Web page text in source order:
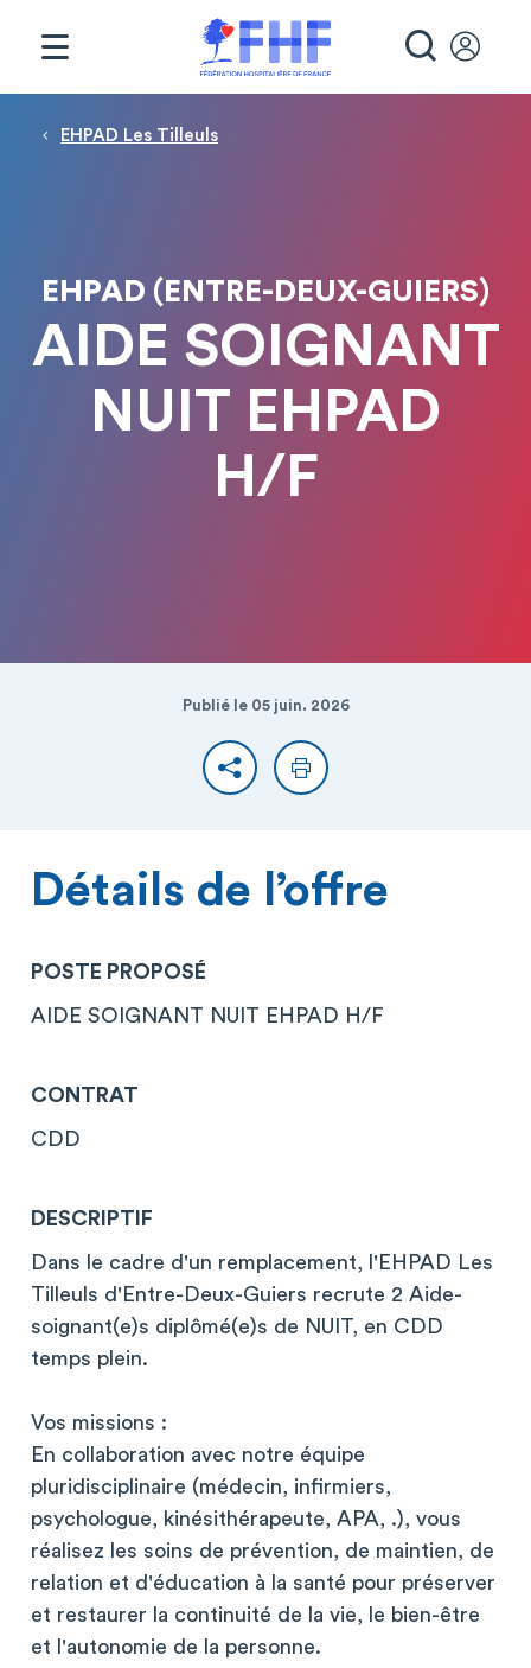
Fil d'Ariane
EHPAD Les Tilleuls
EHPAD (ENTRE-DEUX-GUIERS)
AIDE SOIGNANT
NUIT EHPAD
H/F
Publié le 05 juin. 2026
PartagerImprimer
Détails de l’offre
POSTE PROPOSÉ
AIDE SOIGNANT NUIT EHPAD H/F
CONTRAT
CDD
DESCRIPTIF
Dans le cadre d'un remplacement, l'EHPAD Les
Tilleuls d'Entre-Deux-Guiers recrute 2 Aide-
soignant(e)s diplômé(e)s de NUIT, en CDD
temps plein.
Vos missions :
En collaboration avec notre équipe
pluridisciplinaire (médecin, infirmiers,
psychologue, kinésithérapeute, APA, .), vous
réalisez les soins de prévention, de maintien, de
relation et d'éducation à la santé pour préserver
et restaurer la continuité de la vie, le bien-être
et l'autonomie de la personne.
Panneau de gestion des cookies